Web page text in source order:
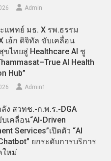
Admin
แพทย์ มธ. X รพ.ธรรม
เอ้ก ดิจิทัล ขับเคลื่อน
ไทยสู่ Healthcare AI ชู
AI Health
Hub”
Admin​1
ง สวทช.-ก.พ.ร.-DGA
เคลื่อน“AI-Driven
Services”เปิดตัว “AI
ยกระดับการบริการ
ใหม่